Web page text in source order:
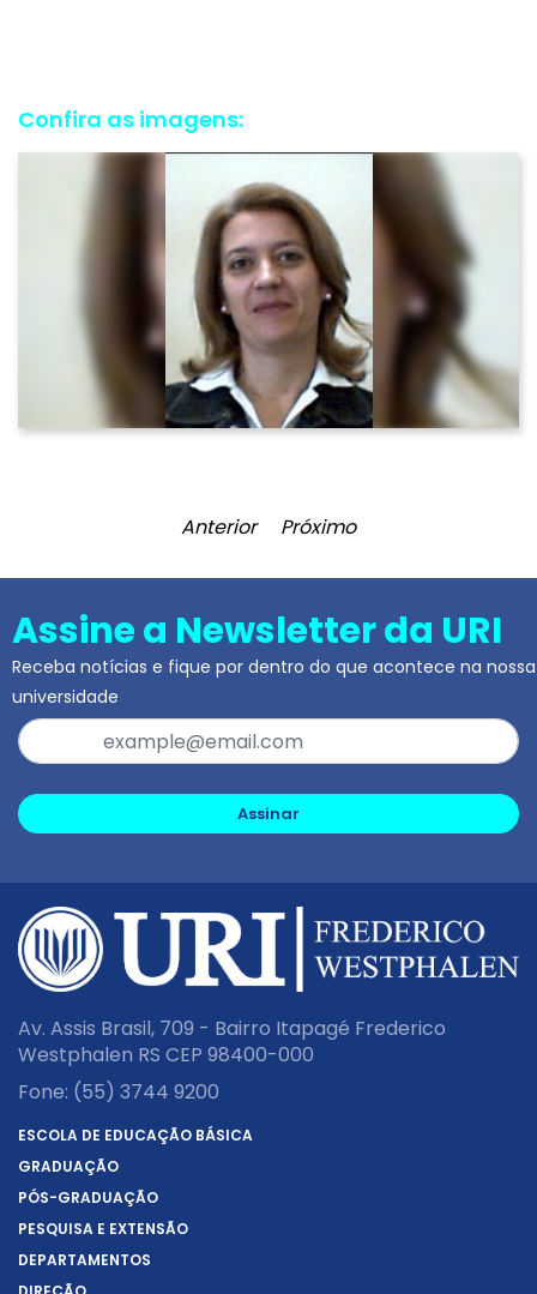
Confira as imagens:
Anterior Próximo
Assine a Newsletter da URI
Receba notícias e fique por dentro do que acontece na nossa
universidade
Assinar
Av. Assis Brasil, 709 - Bairro Itapagé Frederico
Westphalen RS CEP 98400-000
Fone: (55) 3744 9200
ESCOLA DE EDUCAÇÃO BÁSICA
GRADUAÇÃO
PÓS-GRADUAÇÃO
PESQUISA E EXTENSÃO
DEPARTAMENTOS